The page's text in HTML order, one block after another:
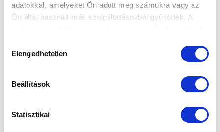
adatokkal, amelyeket Ön adott meg számukra vagy az
Ön által használt más szolgáltatásokból gyűjtöttek. A
weboldalon való böngészés folytatásával Ön hozzájárul a
kiválasztása
Elengedhetetlen
Beállítások
Statisztikai
2026-08-09 17:30
SÁNDOR KÁROLY LABDARÚGÓ AKADÉMIA
MTK BUDAPEST II
MTK BUDAPEST HÍRLEVÉL